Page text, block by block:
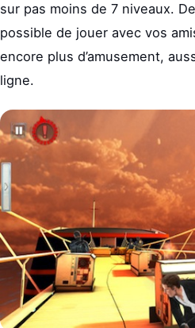
sur pas moins de 7 niveaux.
possible de jouer avec vos
encore plus d’amusement,
ligne.